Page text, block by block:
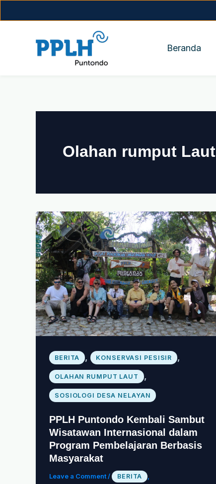
to
Beranda
Olahan rumput Laut
BERITA , KONSERVASI PESISIR
OLAHAN RUMPUT LAUT ,
SOSIOLOGI DESA NELAYAN
PPLH Puntondo Kembali Sambut
Wisatawan Internasional dalam
Program Pembelajaran Berbasis
Masyarakat
Leave a Comment / BERITA